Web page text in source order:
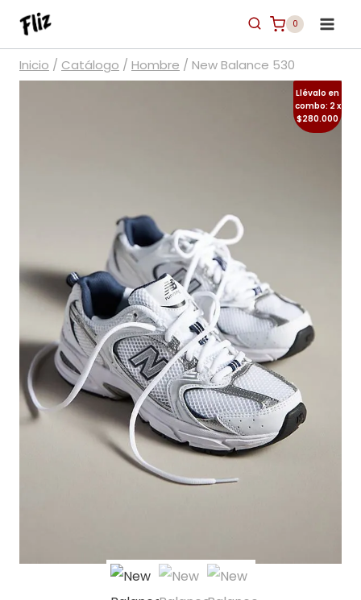
Saltar
contenido
0
Inicio / Catálogo / Hombre / New Balance 530
Llévalo en
combo: 2 x
$280.000